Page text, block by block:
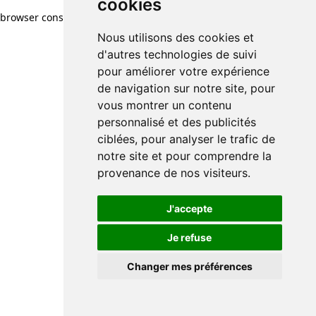
cookies
Nous utilisons des cookies et
d'autres technologies de suivi
pour améliorer votre expérience
de navigation sur notre site, pour
vous montrer un contenu
personnalisé et des publicités
ciblées, pour analyser le trafic de
notre site et pour comprendre la
provenance de nos visiteurs.
J'accepte
Je refuse
Changer mes préférences
browser console for more information)